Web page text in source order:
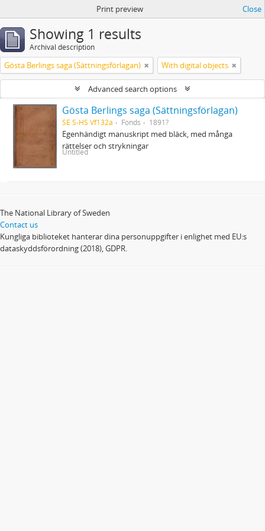
Print preview Close
Showing 1 results
Archival description
Gösta Berlings saga (Sättningsförlagan) With digital objects
Advanced search options
Gösta Berlings saga (Sättningsförlagan)
SE S-HS Vf132a Fonds 1891?
Egenhändigt manuskript med bläck, med många
rättelser och strykningar
Untitled
The National Library of Sweden
Contact us
Kungliga biblioteket hanterar dina personuppgifter i enlighet med EU:s
dataskyddsförordning (2018), GDPR.